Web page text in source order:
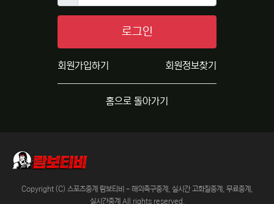
로그인
회원가입하기 회원정보찾기
홈으로 돌아가기
Copyright (C) 스포츠중계 람보티비 - 해외축구중계, 실시간 고화질중계, 무료중계,
실시간중계 All rights reserved.